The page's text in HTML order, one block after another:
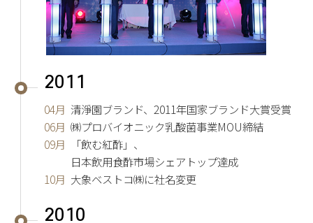
2011
04月 清淨園ブランド、2011年国家ブランド大賞受賞
06月 ㈱プロバイオニック乳酸菌事業MOU締結
09月
「飲む紅酢」、
日本飲用食酢市場シェアトップ達成
10月 大象ベストコ㈱に社名変更
2010